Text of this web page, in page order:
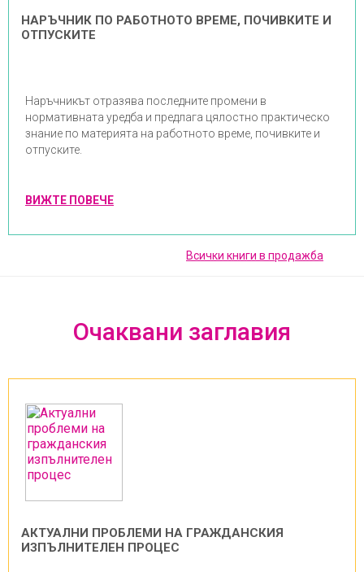
НАРЪЧНИК ПО РАБОТНОТО ВРЕМЕ, ПОЧИВКИТЕ И
ОТПУСКИТЕ
Наръчникът отразява последните промени в
нормативната уредба и предлага цялостно практическо
знание по материята на работното време, почивките и
отпуските.
ВИЖТЕ ПОВЕЧЕ
Всички книги в продажба
Очаквани заглавия
АКТУАЛНИ ПРОБЛЕМИ НА ГРАЖДАНСКИЯ
ИЗПЪЛНИТЕЛЕН ПРОЦЕС